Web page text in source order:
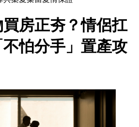
房正夯？情侶扛
怕分手」置產攻